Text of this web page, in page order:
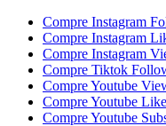
Compre Instagram
Compre Instagram
Compre Instagram
Compre Tiktok
Compre Youtube
Compre Youtube
Compre Youtube